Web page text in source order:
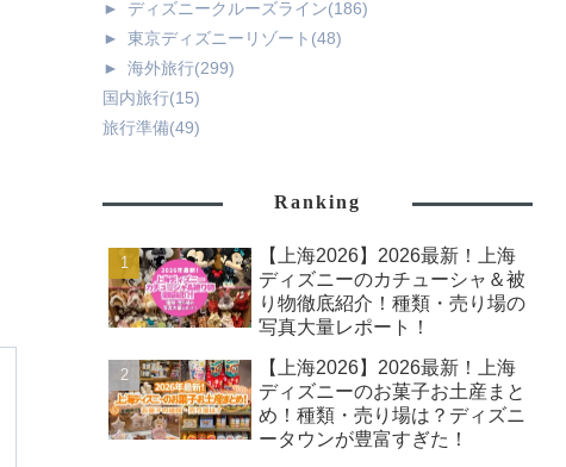
►
ディズニークルーズライン(186)
►
東京ディズニーリゾート (48)
►
海外旅行(299)
国内旅行(15)
旅行準備(49)
Ranking
【上海2026】2026最新！上海
ディズニーのカチューシャ＆被
り物徹底紹介！種類・売り場の
写真大量レポート！
【上海2026】2026最新！上海
ディズニーのお菓子お土産まと
め！種類・売り場は？ディズニ
ータウンが豊富すぎた！